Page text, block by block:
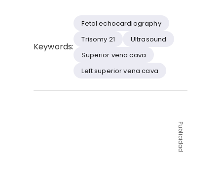
Keywords:
Fetal echocardiography
Trisomy 21
Ultrasound
Superior vena cava
Left superior vena cava
Publicidad